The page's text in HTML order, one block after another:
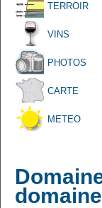
TERROIR
VINS
PHOTOS
CARTE
METEO